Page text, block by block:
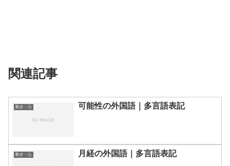
関連記事
動き・心 可能性の外国語｜多言語表記
動き・心 月経の外国語｜多言語表記